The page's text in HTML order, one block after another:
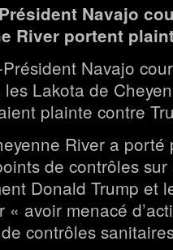
Navajo
River portent
Navajo
les Lakota de
plainte contre
River a
de contrôles
Donald Trump et
« avoir menacé
contrôles